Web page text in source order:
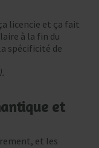
licencie et ça fait
à la fin du
spécificité de
et
et les